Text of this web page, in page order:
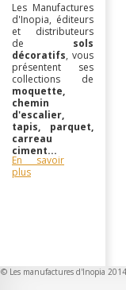
Les Manufactures
d'Inopia, éditeurs
et distributeurs
de sols
décoratifs, vous
présentent ses
collections de
moquette,
chemin
d'escalier,
tapis, parquet,
carreau
ciment...
En savoir
plus
© Les manufactures d'Inopia